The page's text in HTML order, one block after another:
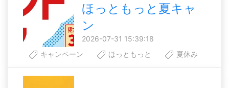
ほっともっと夏キャ
ン
2026-07-31 15:39:18
キャンペーン
ほっともっと 夏休み